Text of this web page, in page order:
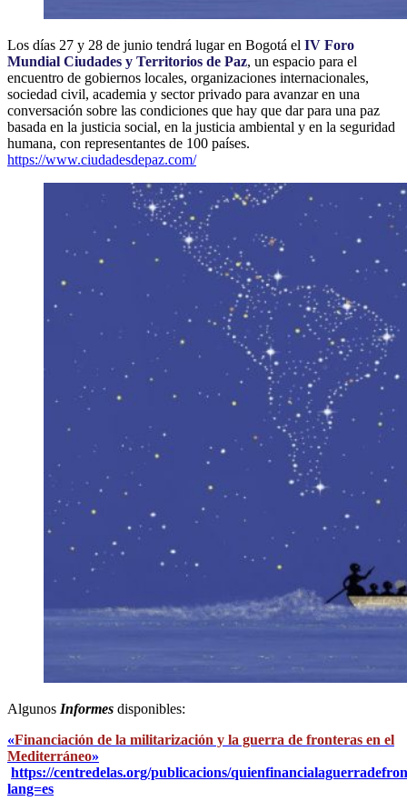
Los días 27 y 28 de junio tendrá lugar en Bogotá el IV Foro
Mundial Ciudades y Territorios de Paz, un espacio para el
encuentro de gobiernos locales, organizaciones internacionales,
sociedad civil, academia y sector privado para avanzar en una
conversación sobre las condiciones que hay que dar para una paz
basada en la justicia social, en la justicia ambiental y en la seguridad
humana, con representantes de 100 países.
https://www.ciudadesdepaz.com/
Algunos Informes disponibles:
«Financiación de la militarización y la guerra de fronteras en el
Mediterráneo»
https://centredelas.org/publicacions/
lang=es